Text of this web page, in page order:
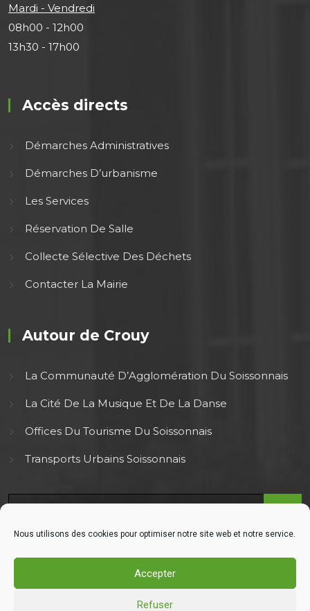
Nous utilisons des cookies pour optimiser notre site web et notre service.
Accepter
Refuser
Mardi - Vendredi
08h00 - 12h00
13h30 - 17h00
Accès directs
Démarches Administratives
Démarches D’urbanisme
Les Services
Réservation De Salle
Collecte Sélective Des Déchets
Contacter La Mairie
Autour de Crouy
La Communauté D’Agglomération Du Soissonnais
La Cité De La Musique Et De La Danse
Offices Du Tourisme Du Soissonnais
Transports Urbains Soissonnais